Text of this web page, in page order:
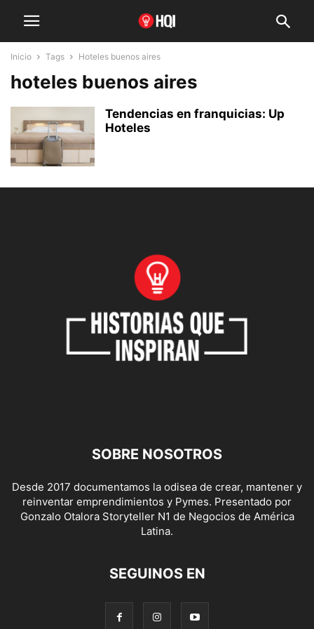
Inicio Tags Hoteles buenos aires
hoteles buenos aires
Tendencias en franquicias: Up
Hoteles
SOBRE NOSOTROS
Desde 2017 documentamos la odisea de crear, mantener y
reinventar emprendimientos y Pymes. Presentado por
Gonzalo Otalora Storyteller N1 de Negocios de América
Latina.
SEGUINOS EN